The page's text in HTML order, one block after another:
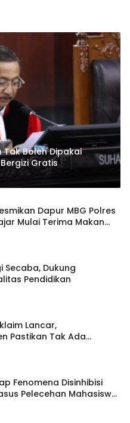
Tak Boleh Dipakai
Gratis
Dapur MBG Polres
Mulai Terima Makan
Secaba, Dukung
Pendidikan
Lancar,
Pastikan Tak Ada
Fenomena Disinhibisi
Pelecehan Mahasiswa